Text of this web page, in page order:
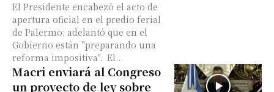
El Presidente encabezó el acto de
apertura oficial en el predio ferial
de Palermo; adelantó que en el
Gobierno están "preparando una
reforma impositiva". El...
Macri enviará al Congreso
un proyecto de ley sobre